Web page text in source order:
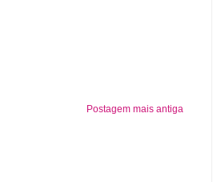
Postagem mais antiga